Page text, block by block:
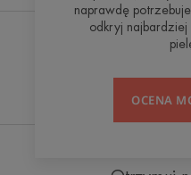
naprawdę
odkryj najbardziej
OCENA
Centrum Hydroterapii